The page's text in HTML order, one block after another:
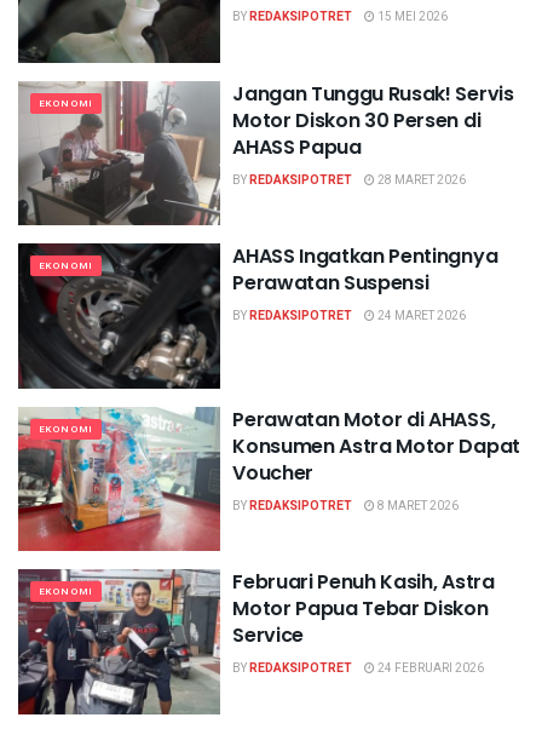
BYREDAKSIPOTRET 15 MEI 2026
EKONOMI
Jangan Tunggu Rusak! Servis
Motor Diskon 30 Persen di
AHASS Papua
BYREDAKSIPOTRET 28 MARET 2026
EKONOMI
AHASS Ingatkan Pentingnya
Perawatan Suspensi
BYREDAKSIPOTRET 24 MARET 2026
EKONOMI
Perawatan Motor di AHASS,
Konsumen Astra Motor Dapat
Voucher
BYREDAKSIPOTRET 8 MARET 2026
EKONOMI
Februari Penuh Kasih, Astra
Motor Papua Tebar Diskon
Service
BYREDAKSIPOTRET 24 FEBRUARI 2026